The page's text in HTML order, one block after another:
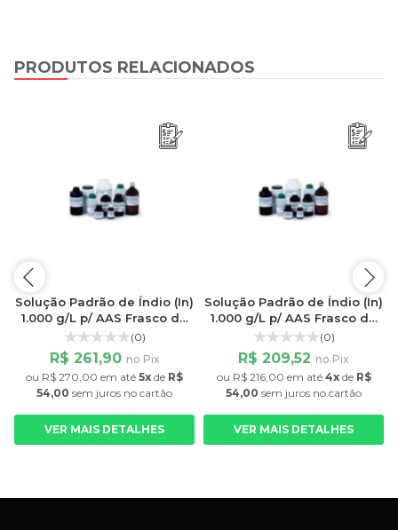
PRODUTOS RELACIONADOS
Solução Padrão de Índio (In)
1.000 g/L p/ AAS Frasco de
250ML (0)
R$ 261,90 no Pix
ou R$ 270,00 em até 5x de R$
54,00 sem juros no cartão
VER MAIS DETALHES
Solução Padrão de Índio (In)
1.000 g/L p/ AAS Frasco de
125ML
(0)
R$ 209,52 no Pix
ou R$ 216,00 em até 4xde R$
54,00 sem juros no cartão
VER MAIS DETALHES